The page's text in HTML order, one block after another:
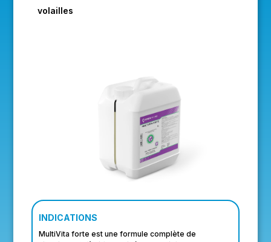
volailles
INDICATIONS
MultiVita forte est une formule complète de